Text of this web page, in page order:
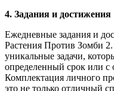
4. Задания и достижения
Ежедневные задания и
Растения Против Зомби
уникальные задачи,
определенный срок или
Комплектация личного
это не только отличный